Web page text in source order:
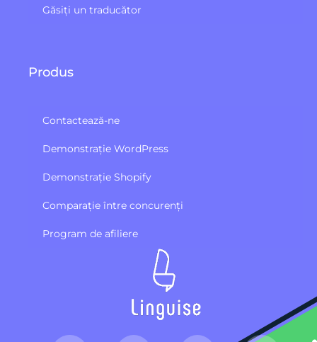
Găsiți un traducător
Produs
Contactează-ne
Demonstrație WordPress
Demonstrație Shopify
Comparație între concurenți
Program de afiliere